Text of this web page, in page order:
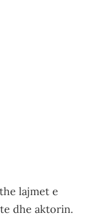
lajmet e
dhe aktorin.